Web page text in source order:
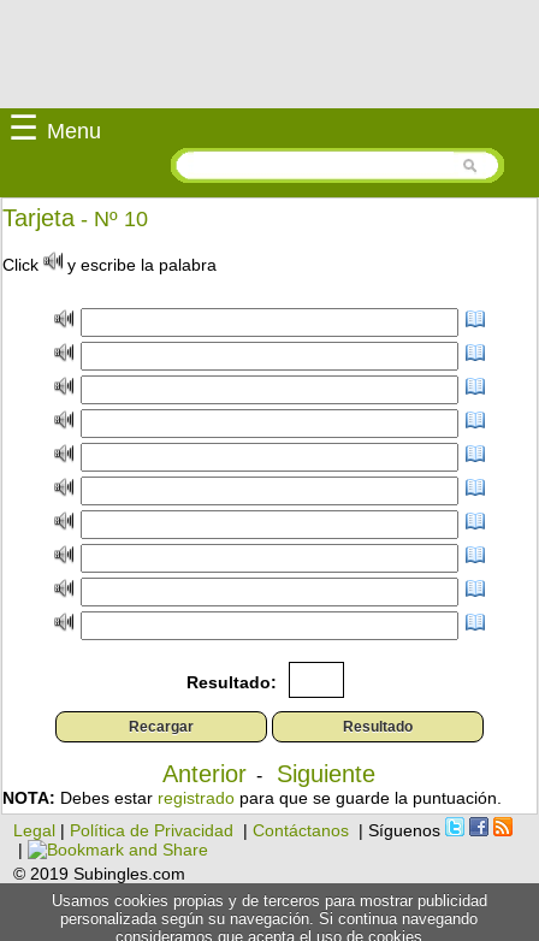
☰ Menu
Tarjeta- Nº 10
Click y escribe la palabra
Resultado:
Anterior - Siguiente
NOTA: Debes estar registrado para que se guarde la puntuación.
Legal | Política de Privacidad |Contáctanos | Síguenos
|
© 2019 Subingles.com
Usamos cookies propias y de terceros para mostrar publicidad
personalizada según su navegación. Si continua navegando
consideramos que acepta el uso de cookies